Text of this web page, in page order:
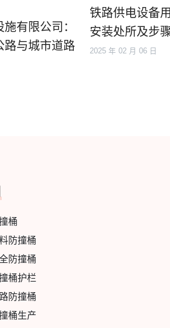
有限公司：
路与城市道路
铁路供电设备
安装处所及步
2025 年 02 月 06 日
桶
防撞桶
防撞桶
桶护栏
防撞桶
桶生产